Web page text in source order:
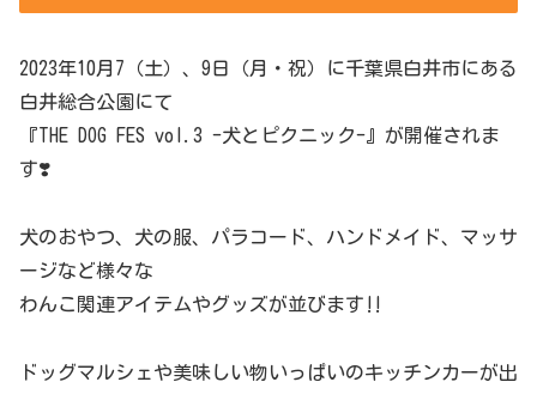
2023年10月7（土）、9日（月・祝）に千葉県白井市にある
白井総合公園にて
『THE DOG FES vol.3 -犬とピクニック-』が開催されま
す❣️
犬のおやつ、犬の服、パラコード、ハンドメイド、マッサ
ージなど様々な
わんこ関連アイテムやグッズが並びます‼️
ドッグマルシェや美味しい物いっぱいのキッチンカーが出